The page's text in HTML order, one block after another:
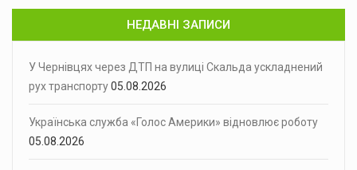
НЕДАВНІ ЗАПИСИ
У Чернівцях через ДТП на вулиці Скальда ускладнений
рух транспорту05.08.2026
Українська служба «Голос Америки» відновлює роботу
05.08.2026